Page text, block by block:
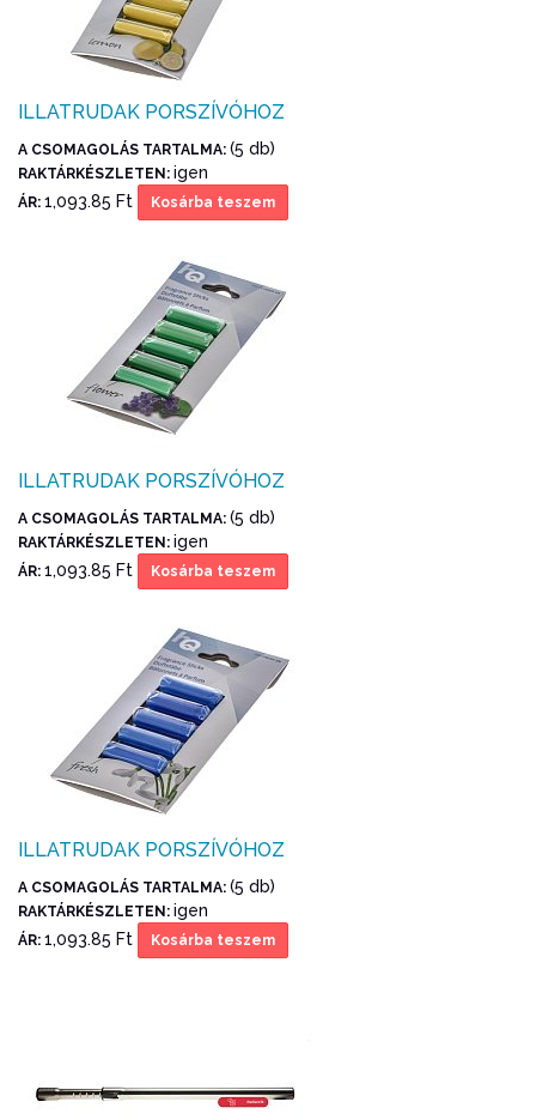
ILLATRUDAK PORSZÍVÓHOZ
A CSOMAGOLÁS TARTALMA: (5 db)
RAKTÁRKÉSZLETEN: igen
ÁR: 1,093.85 Ft Kosárba teszem
ILLATRUDAK PORSZÍVÓHOZ
A CSOMAGOLÁS TARTALMA: (5 db)
RAKTÁRKÉSZLETEN: igen
ÁR: 1,093.85 Ft Kosárba teszem
ILLATRUDAK PORSZÍVÓHOZ
A CSOMAGOLÁS TARTALMA: (5 db)
RAKTÁRKÉSZLETEN: igen
ÁR: 1,093.85 Ft Kosárba teszem